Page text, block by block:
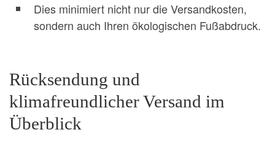
Dies minimiert nicht nur die Versandkosten,
sondern auch Ihren ökologischen Fußabdruck.
Rücksendung und
klimafreundlicher Versand im
Überblick